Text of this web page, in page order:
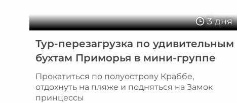
3 дня
Тур-перезагрузка по удивительным
бухтам Приморья в мини-группе
Прокатиться по полуострову Краббе,
отдохнуть на пляже и подняться на Замок
принцессы